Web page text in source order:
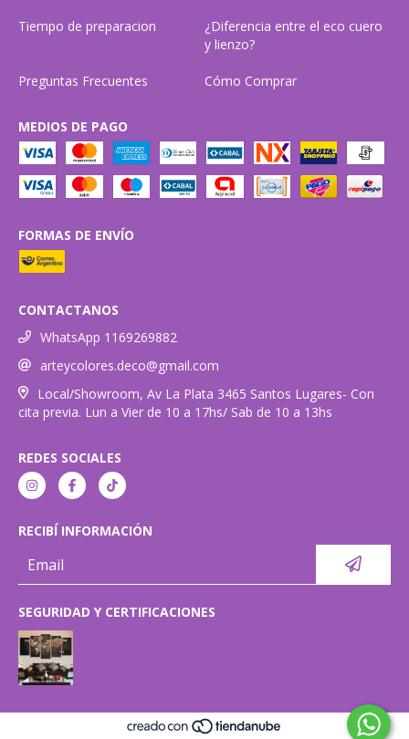
Tiempo de preparacion
¿Diferencia entre el eco cuero
y lienzo?
Preguntas Frecuentes Cómo Comprar
MEDIOS DE PAGO
FORMAS DE ENVÍO
CONTACTANOS
WhatsApp 1169269882
arteycolores.deco@gmail.com
Local/Showroom, Av La Plata 3465 Santos Lugares- Con
cita previa. Lun a Vier de 10 a 17hs/ Sab de 10 a 13hs
REDES SOCIALES
RECIBÍ INFORMACIÓN
SEGURIDAD Y CERTIFICACIONES